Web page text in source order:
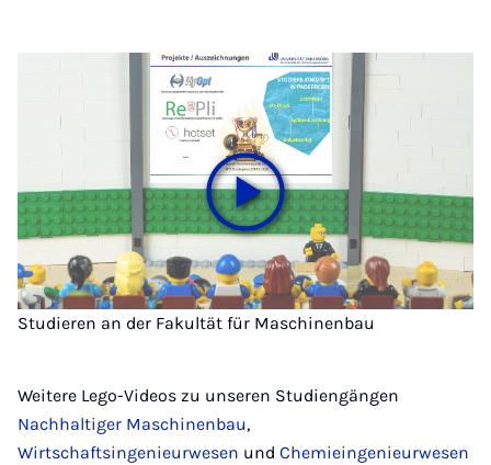
Studieren an der Fakultät für Maschinenbau
Weitere Lego-Videos zu unseren Studiengängen
Nachhaltiger Maschinenbau,
Wirtschaftsingenieurwesen und Chemieingenieurwesen